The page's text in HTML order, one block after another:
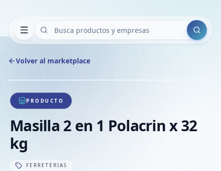
Buscar
Volver al marketplace
1/1
PRODUCTO
Masilla 2 en 1 Polacrin x 32
kg
FERRETERIAS